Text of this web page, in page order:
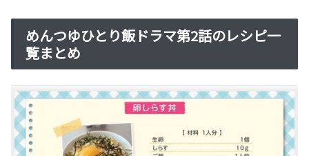
めんつゆひとり飯ドラマ第2話のレシピ一
覧まとめ